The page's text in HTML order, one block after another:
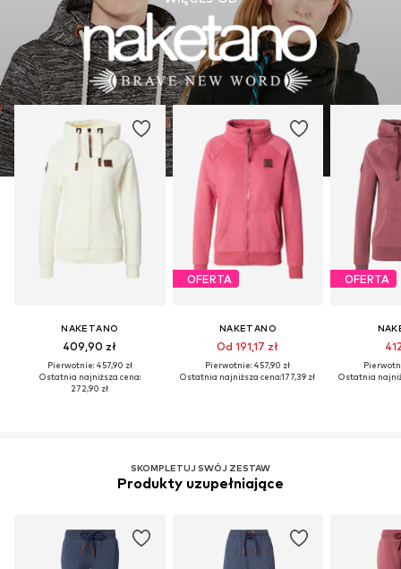
NAKETANO
409,90 zł
Pierwotnie: 457,90 zł
Ostatnia najniższa cena:
272,90 zł
OFERTA
NAKETANO
Od 191,17 zł
Pierwotnie: 457,90 zł
Ostatnia najniższa cena:177,39 zł
OFERTA
Ostatnia
SKOMPLETUJ SWÓJ ZESTAW
Produkty uzupełniające